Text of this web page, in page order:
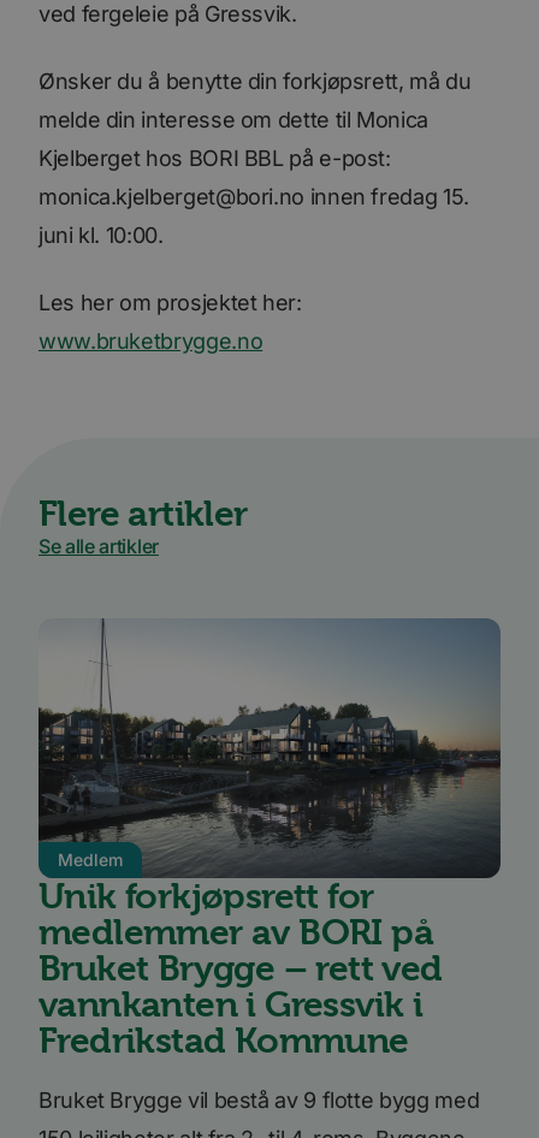
ved fergeleie på Gressvik.
Ønsker du å benytte din forkjøpsrett, må du
melde din interesse om dette til Monica
Kjelberget hos BORI BBL på e-post:
monica.kjelberget@bori.no innen fredag 15.
juni kl. 10:00.
Les her om prosjektet her:
www.bruketbrygge.no
Flere artikler
Se alle artikler
Medlem
Unik forkjøpsrett for
medlemmer av BORI på
Bruket Brygge – rett ved
vannkanten i Gressvik i
Fredrikstad Kommune
Bruket Brygge vil bestå av 9 flotte bygg med